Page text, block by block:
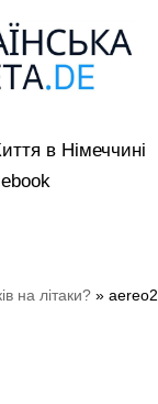
в Німеччині
на літаки?» aereo2